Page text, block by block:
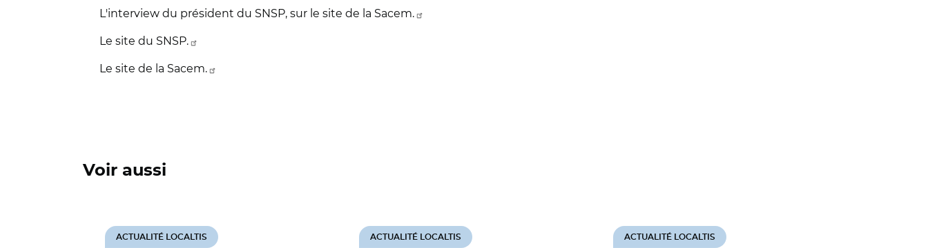
L'interview du président du SNSP, sur le site de la Sacem.
Le site du SNSP.
Le site de la Sacem.
Voir aussi
ACTUALITÉ LOCALTIS ACTUALITÉ LOCALTIS ACTUALITÉ LOCALTIS